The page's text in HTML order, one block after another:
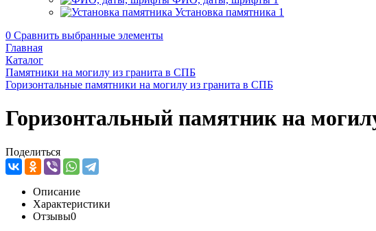
Установка памятника 1
0 Сравнить выбранные элементы
Главная
Каталог
Памятники на могилу из гранита в СПБ
Горизонтальные памятники на могилу из гранита в СПБ
Горизонтальный памятник на
Поделиться
Описание
Характеристики
Отзывы0